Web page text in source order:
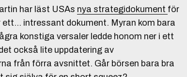
har läst USAs nya strategidokument för
intressant dokument. Myran kom bara
konstiga versaler ledde honom ner i ett
också lite uppdatering av
från förra avsnittet. Går börsen bara bra